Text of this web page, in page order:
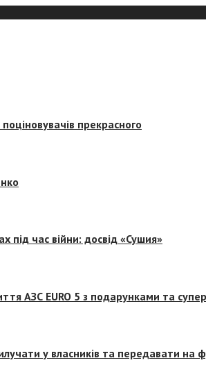
прекрасного
час війни: досвід «Сушия»
АЗС EURO 5 з подарунками та
у власників та передавати на